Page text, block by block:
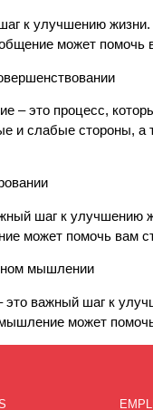
к улучшению
может
– это процесс,
и слабые стороны, а
шаг к улучшению
может помочь
мышлении
важный шаг к
мышление может